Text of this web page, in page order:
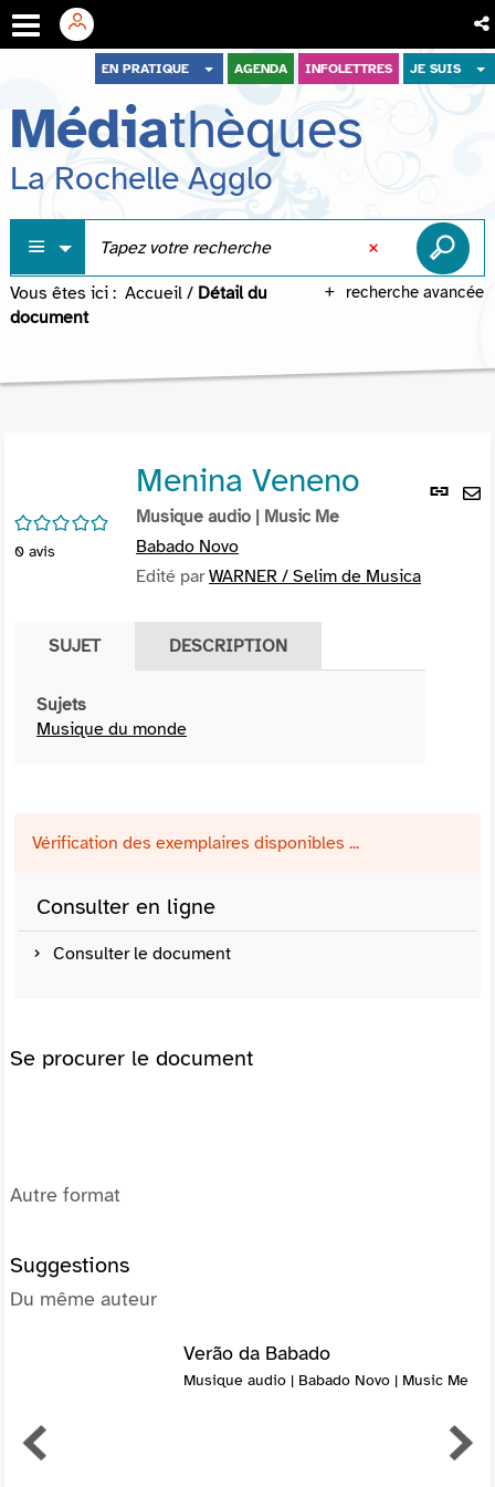
menu
contenu
recherche
EN PRATIQUE AGENDA INFOLETTRES JE SUIS
Médiathèques
La Rochelle Agglo
recherche avancée
Vous êtes ici : Accueil / Détail du
document
Lien
/5
0 avis
Menina Veneno
Musique audio | Music Me
Babado Novo
Edité parWARNER / Selim de Musica
SUJET DESCRIPTION
Sujets
Musique du monde
Vérification des exemplaires disponibles ...
Consulter en ligne
Consulter le document
Se procurer le document
Autre format
Suggestions
Du même auteur
Verão da Babado
Musique audio | Babado Novo | Music Me